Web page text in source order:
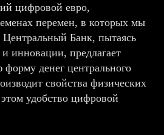
цифровой евро,
перемен, в которых мы
Банк, пытаясь
инновации, предлагает
денег центрального
свойства физических
удобство цифровой